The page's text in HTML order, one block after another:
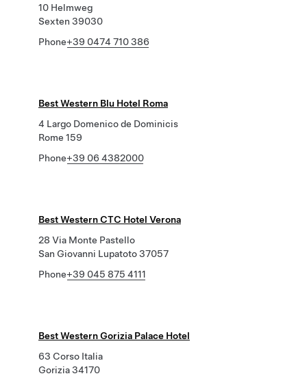
10 Helmweg
Sexten 39030
Phone+39 0474 710 386
Best Western Blu Hotel Roma
4 Largo Domenico de Dominicis
Rome 159
Phone+39 06 4382000
Best Western CTC Hotel Verona
28 Via Monte Pastello
San Giovanni Lupatoto 37057
Phone+39 045 875 4111
Best Western Gorizia Palace Hotel
63 Corso Italia
Gorizia 34170